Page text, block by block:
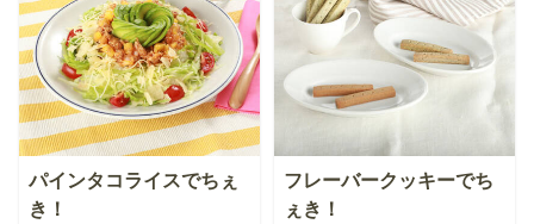
パインタコライスでちぇ
き！
フレーバークッキーでち
ぇき！